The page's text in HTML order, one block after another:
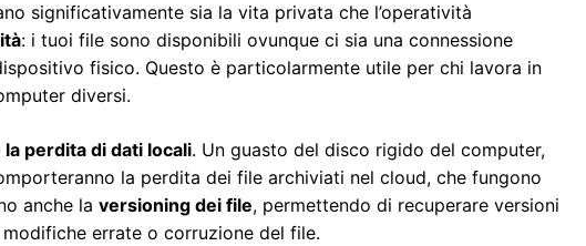
significativamente sia la vita privata che l’operatività
: i tuoi file sono disponibili ovunque ci sia una connessione
fisico. Questo è particolarmente utile per chi lavora in
diversi.
perdita di dati locali. Un guasto del disco rigido del computer,
la perdita dei file archiviati nel cloud, che fungono
anche laversioning dei file, permettendo di recuperare versioni
errate o corruzione del file.